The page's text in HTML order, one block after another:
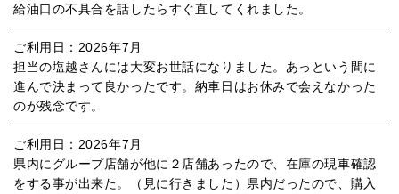
給油口の不具合を話したらすぐ直してくれました。
ご利用日：2026年7月
担当の塩越さんには大変お世話になりました。あっという間に
進んで決まって良かったです。納車日はお休みで会えなかった
のが残念です。
ご利用日：2026年7月
県内にグループ店舗が他に２店舗あったので、在庫の現車確認
をする事が出来た。（見に行きました）県内だったので、購入